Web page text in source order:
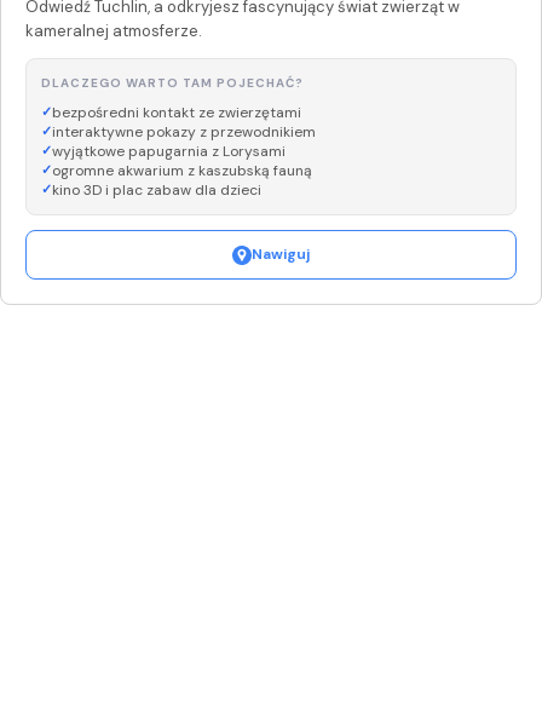
Odwiedź Tuchlin, a odkryjesz fascynujący świat zwierząt w
kameralnej atmosferze.
DLACZEGO WARTO TAM POJECHAĆ?
bezpośredni kontakt ze zwierzętami
interaktywne pokazy z przewodnikiem
wyjątkowe papugarnia z Lorysami
ogromne akwarium z kaszubską fauną
kino 3D i plac zabaw dla dzieci
Nawiguj